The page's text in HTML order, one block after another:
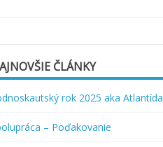
ČLÁNKY
rok 2025 aka Atlantída
– Poďakovanie